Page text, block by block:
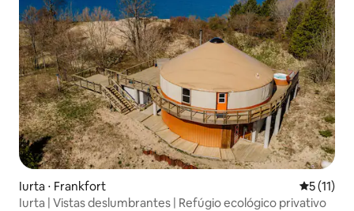
Iurta ⋅ Frankfort 5 de uma
5 (11)
Iurta | Vistas deslumbrantes | Refúgio ecológico privativo